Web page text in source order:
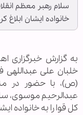
سلام رهبر معظم
خانواده ایشان ابلاغ
به گزارش خبرگزاری
خلبان علی عبداللهی
(ص)، با حضور در
عبدالرحیم موسوی،
کل قوا را به خانواده